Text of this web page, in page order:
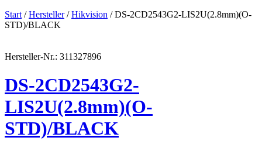
Start /Hersteller/Hikvision / DS-2CD2543G2-LIS2U(2.8mm)(O-
STD)/BLACK
Hersteller-Nr.: 311327896
DS-2CD2543G2-
LIS2U(2.8mm)(O-
STD)/BLACK